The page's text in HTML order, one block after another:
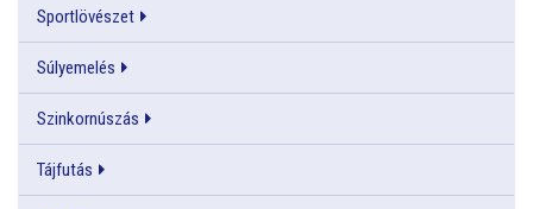
Sportlövészet
Súlyemelés
Szinkornúszás
Tájfutás